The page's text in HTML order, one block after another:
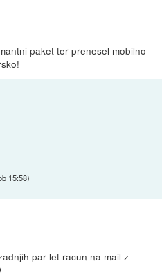
paket ter prenesel mobilno
15:58)
par let racun na mail z